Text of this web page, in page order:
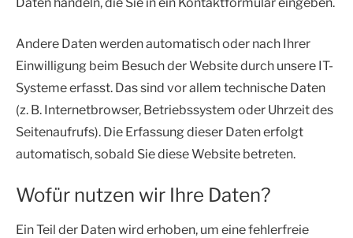
Andere Daten werden automatisch oder nach Ihrer
Einwilligung beim Besuch der Website durch unsere IT-
Systeme erfasst. Das sind vor allem technische Daten
(z. B. Internetbrowser, Betriebssystem oder Uhrzeit des
Seitenaufrufs). Die Erfassung dieser Daten erfolgt
automatisch, sobald Sie diese Website betreten.
Wofür nutzen wir Ihre Daten?
Ein Teil der Daten wird erhoben, um eine fehlerfreie